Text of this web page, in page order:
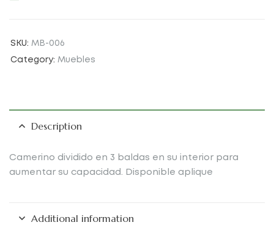
SKU: MB-006
Category: Muebles
Description
Camerino dividido en 3 baldas en su interior para
aumentar su capacidad. Disponible aplique
Additional information